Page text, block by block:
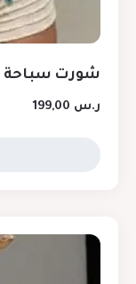
شورت سباحة
ر.س